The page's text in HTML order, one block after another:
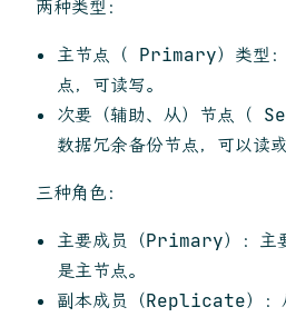
两种类型：
主节点（ Primary）类型
点，可读写。
次要（辅助、从）节点（
数据冗余备份节点，可以读或
三种角色：
主要成员（Primary）：主
是主节点。
副本成员（Replicate）：